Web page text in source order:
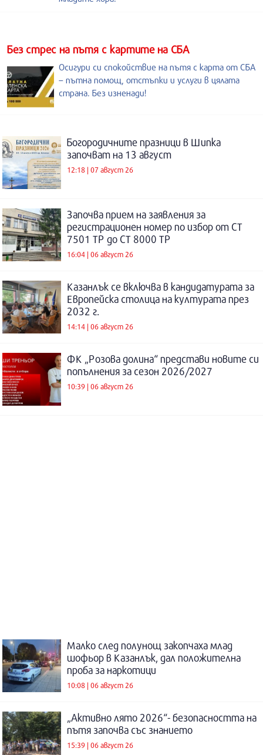
Без стрес на пътя с картите на СБА
Осигури си спокойствие на пътя с карта от СБА
– пътна помощ, отстъпки и услуги в цялата
страна. Без изненади!
Богородичните празници в Шипка
започват на 13 август
12:18 | 07 август 26
Започва прием на заявления за
регистрационен номер по избор от СТ
7501 ТР до СТ 8000 ТР
16:04 | 06 август 26
Казанлък се включва в кандидатурата за
Европейска столица на културата през
2032 г.
14:14 | 06 август 26
ФК „Розова долина“ представи новите си
попълнения за сезон 2026/2027
10:39 | 06 август 26
Малко след полунощ закопчаха млад
шофьор в Казанлък, дал положителна
проба за наркотици
10:08 | 06 август 26
„Активно лято 2026“- безопасността на
пътя започва със знанието
15:39 | 06 август 26